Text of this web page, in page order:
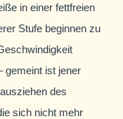
in einer fettfreien
Stufe beginnen zu
gemeint ist jener
des
sich nicht mehr